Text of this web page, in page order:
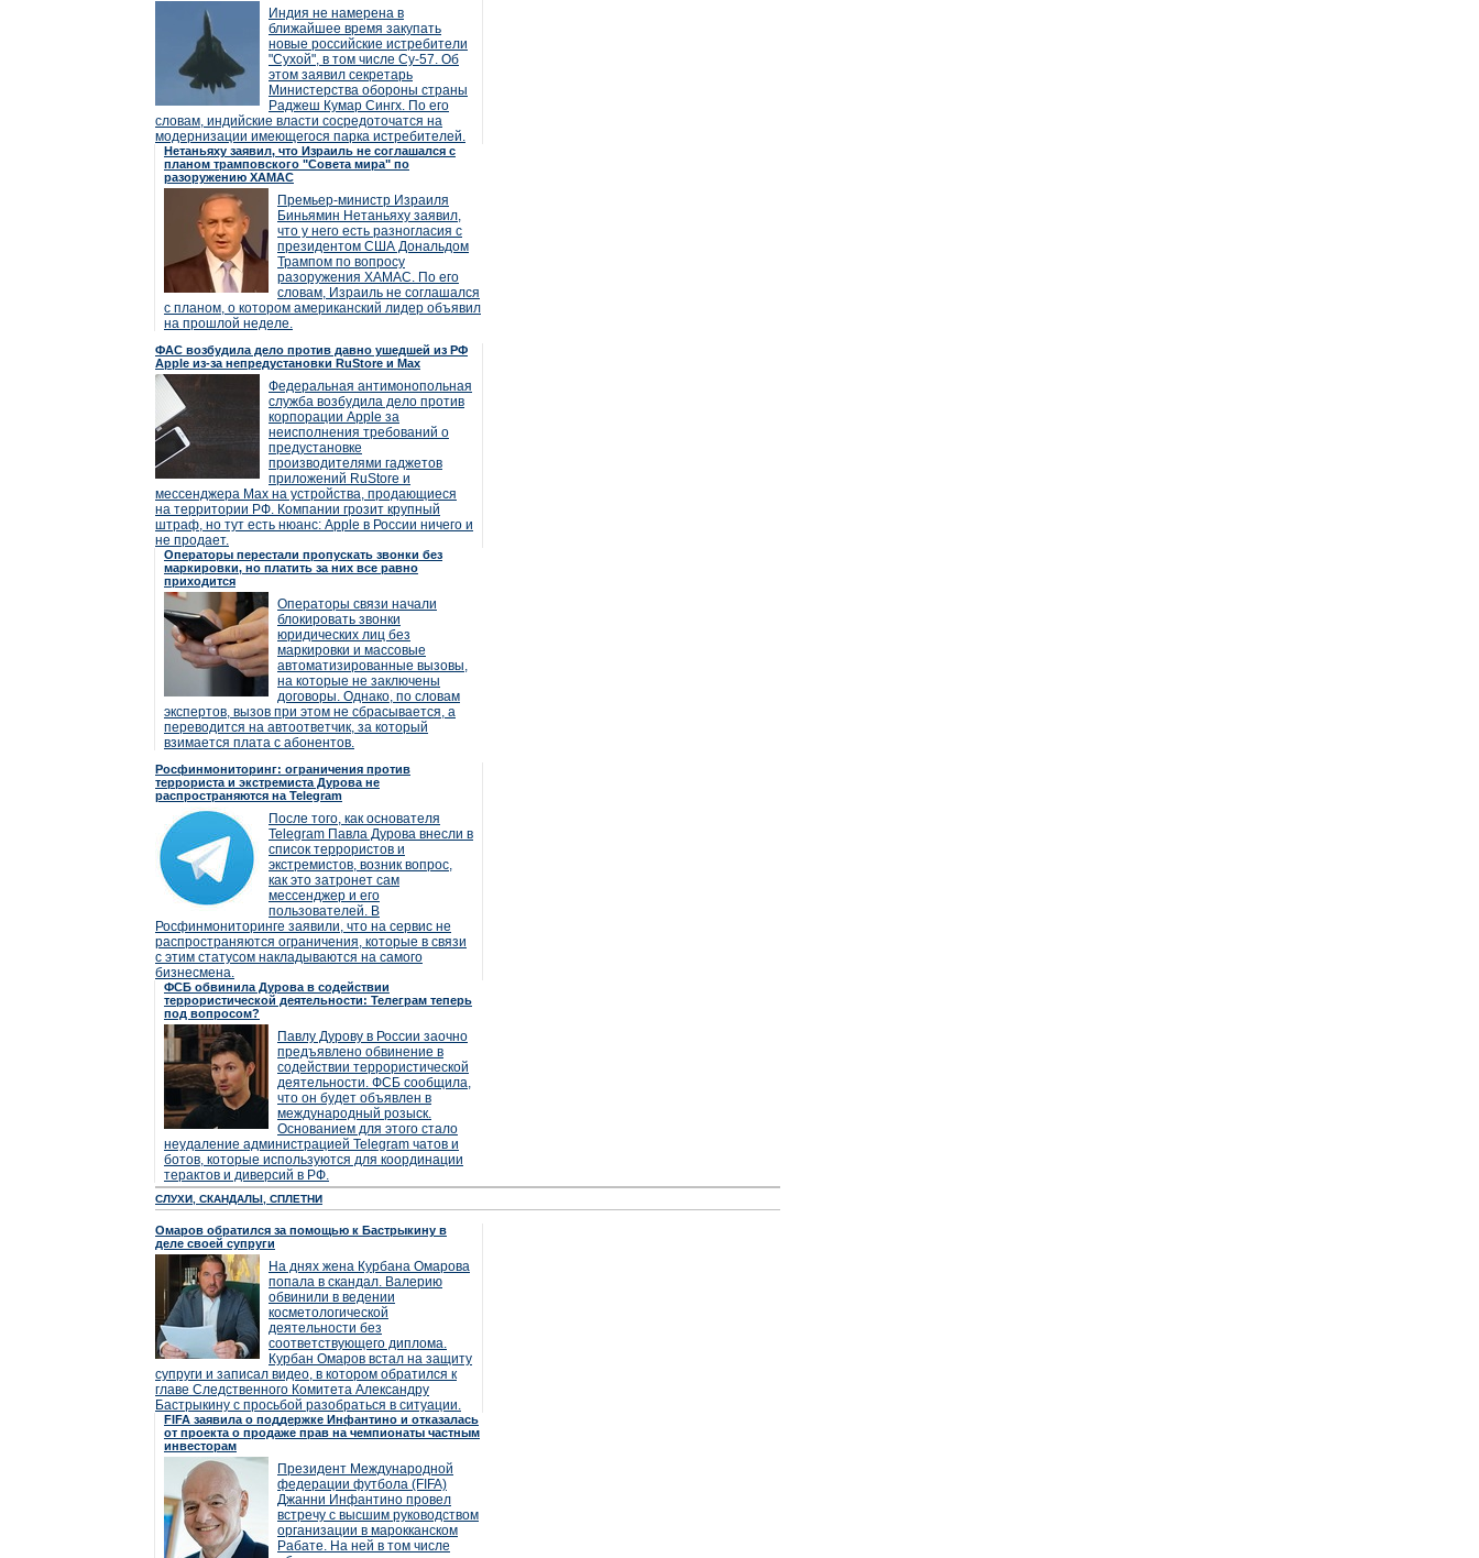
Индия не намерена в
ближайшее время закупать
новые российские истребители
"Сухой", в том числе Су-57. Об
этом заявил секретарь
Министерства обороны страны
Раджеш Кумар Сингх. По его
словам, индийские власти сосредоточатся на
модернизации имеющегося парка истребителей.
Нетаньяху заявил, что Израиль не соглашался с
планом трамповского "Совета мира" по
разоружению ХАМАС
Премьер-министр Израиля
Биньямин Нетаньяху заявил,
что у него есть разногласия с
президентом США Дональдом
Трампом по вопросу
разоружения ХАМАС. По его
словам, Израиль не соглашался
с планом, о котором американский лидер объявил
на прошлой неделе.
ФАС возбудила дело против давно ушедшей из РФ
Apple из-за непредустановки RuStore и Max
Федеральная антимонопольная
служба возбудила дело против
корпорации Apple за
неисполнения требований о
предустановке
производителями гаджетов
приложений RuStore и
мессенджера Max на устройства, продающиеся
на территории РФ. Компании грозит крупный
штраф, но тут есть нюанс: Apple в России ничего и
не продает.
Операторы перестали пропускать звонки без
маркировки, но платить за них все равно
приходится
Операторы связи начали
блокировать звонки
юридических лиц без
маркировки и массовые
автоматизированные вызовы,
на которые не заключены
договоры. Однако, по словам
экспертов, вызов при этом не сбрасывается, а
переводится на автоответчик, за который
взимается плата с абонентов.
Росфинмониторинг: ограничения против
террориста и экстремиста Дурова не
распространяются на Telegram
После того, как основателя
Telegram Павла Дурова внесли в
список террористов и
экстремистов, возник вопрос,
как это затронет сам
мессенджер и его
пользователей. В
Росфинмониторинге заявили, что на сервис не
распространяются ограничения, которые в связи
с этим статусом накладываются на самого
бизнесмена.
ФСБ обвинила Дурова в содействии
террористической деятельности: Телеграм теперь
под вопросом?
Павлу Дурову в России заочно
предъявлено обвинение в
содействии террористической
деятельности. ФСБ сообщила,
что он будет объявлен в
международный розыск.
Основанием для этого стало
неудаление администрацией Telegram чатов и
ботов, которые используются для координации
терактов и диверсий в РФ.
СЛУХИ, СКАНДАЛЫ, СПЛЕТНИ
Омаров обратился за помощью к Бастрыкину в
деле своей супруги
На днях жена Курбана Омарова
попала в скандал. Валерию
обвинили в ведении
косметологической
деятельности без
соответствующего диплома.
Курбан Омаров встал на защиту
супруги и записал видео, в котором обратился к
главе Следственного Комитета Александру
Бастрыкину с просьбой разобраться в ситуации.
FIFA заявила о поддержке Инфантино и отказалась
от проекта о продаже прав на чемпионаты частным
инвесторам
Президент Международной
федерации футбола (FIFA)
Джанни Инфантино провел
встречу с высшим руководством
организации в марокканском
Рабате. На ней в том числе